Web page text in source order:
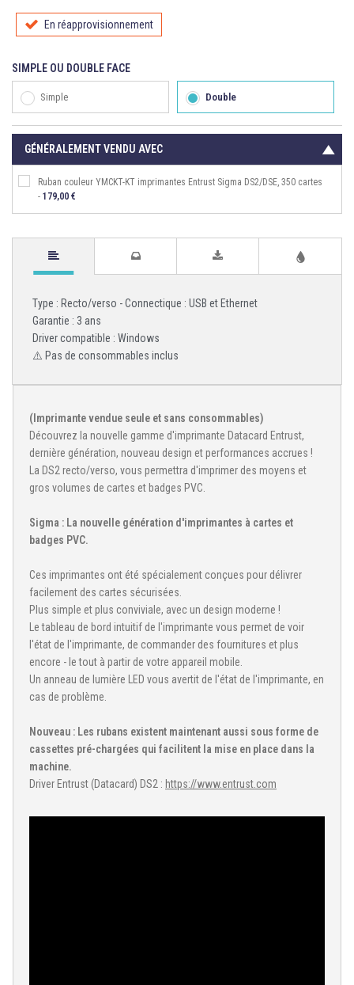
En réapprovisionnement
SIMPLE OU DOUBLE FACE
Simple Double
GÉNÉRALEMENT VENDU AVEC
Ruban couleur YMCKT-KT imprimantes Entrust Sigma DS2/DSE, 350 cartes
- 179,00 €
Type : Recto/verso - Connectique : USB et Ethernet
Garantie : 3 ans
Driver compatible : Windows
⚠️ Pas de consommables inclus
(Imprimante vendue seule et sans consommables)
Découvrez la nouvelle gamme d'imprimante Datacard Entrust,
dernière génération, nouveau design et performances accrues !
La DS2 recto/verso, vous permettra d'imprimer des moyens et
gros volumes de cartes et badges PVC.
Sigma : La nouvelle génération d'imprimantes à cartes et
badges PVC.
Ces imprimantes ont été spécialement conçues pour délivrer
facilement des cartes sécurisées.
Plus simple et plus conviviale, avec un design moderne !
Le tableau de bord intuitif de l'imprimante vous permet de voir
l'état de l'imprimante, de commander des fournitures et plus
encore - le tout à partir de votre appareil mobile.
Un anneau de lumière LED vous avertit de l'état de l'imprimante, en
cas de problème.
Nouveau : Les rubans existent maintenant aussi sous forme de
cassettes pré-chargées qui facilitent la mise en place dans la
machine.
Driver Entrust (Datacard) DS2 : https://www.entrust.com